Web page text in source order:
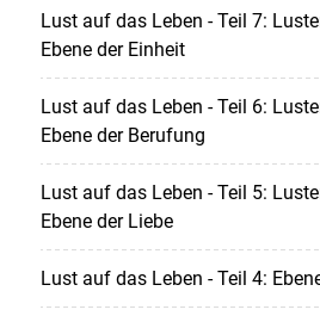
Lust auf das Leben - Teil 7:
Ebene der Einheit
Lust auf das Leben - Teil 6:
Ebene der Berufung
Lust auf das Leben - Teil 5:
Ebene der Liebe
Lust auf das Leben - Teil 4: